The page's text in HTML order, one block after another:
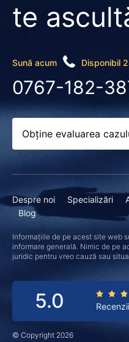
© Copyright 2026
te
Sună acum Disponibil
0767-182-
Obține evaluarea
Despre noi Specializări
Blog
Informațiile de pe acest site web
informare generală. Nimic de pe
juridic pentru vreo cauză sau
5.0